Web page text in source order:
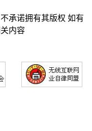
承诺拥有其版权 如有
内容